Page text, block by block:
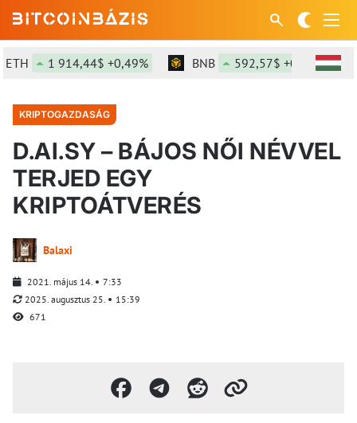
1 914,44$ +0,49% BNB 592,57$ +0,32%
KRIPTOGAZDASÁG
D.AI.SY – BÁJOS NŐI NÉVVEL
TERJED EGY
KRIPTOÁTVERÉS
Balaxi
2021. május 14.
7:33
2025. augusztus 25.
15:39
671